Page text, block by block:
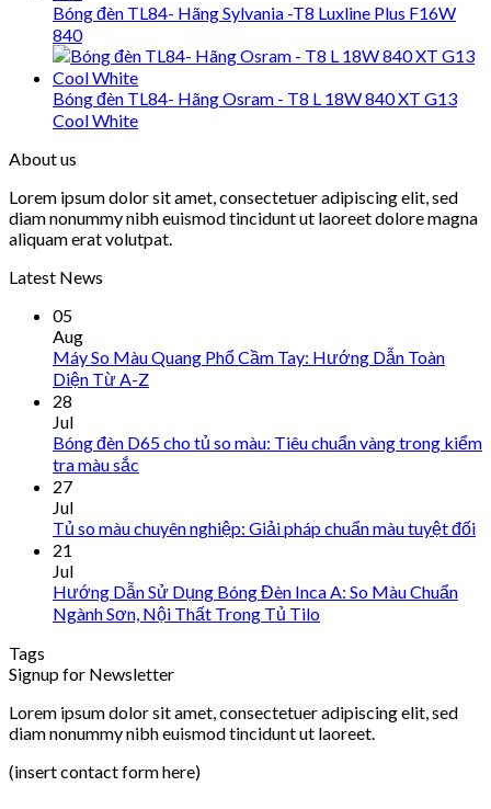
Bóng đèn TL84- Hãng Sylvania -T8 Luxline Plus F16W
840
Bóng đèn TL84- Hãng Osram - T8 L 18W 840 XT G13
Cool White
About us
Lorem ipsum dolor sit amet, consectetuer adipiscing elit, sed
diam nonummy nibh euismod tincidunt ut laoreet dolore magna
aliquam erat volutpat.
Latest News
05
Aug
Máy So Màu Quang Phổ Cầm Tay: Hướng Dẫn Toàn
Diện Từ A-Z
28
Jul
Bóng đèn D65 cho tủ so màu: Tiêu chuẩn vàng trong kiểm
tra màu sắc
27
Jul
Tủ so màu chuyên nghiệp: Giải pháp chuẩn màu tuyệt đối
21
Jul
Hướng Dẫn Sử Dụng Bóng Đèn Inca A: So Màu Chuẩn
Ngành Sơn, Nội Thất Trong Tủ Tilo
Tags
Signup for Newsletter
Lorem ipsum dolor sit amet, consectetuer adipiscing elit, sed
diam nonummy nibh euismod tincidunt ut laoreet.
(insert contact form here)